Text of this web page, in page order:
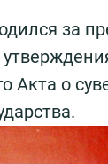
за
Акта о